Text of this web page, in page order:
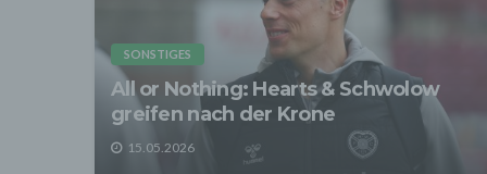
SONSTIGES
All or Nothing: Hearts & Schwolow
greifen nach der Krone
15.05.2026
Bei
erfüllt
4.
Wir